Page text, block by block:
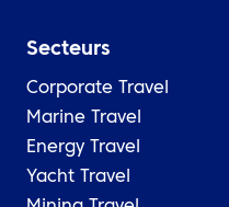
Secteurs
Corporate Travel
Marine Travel
Energy Travel
Yacht Travel